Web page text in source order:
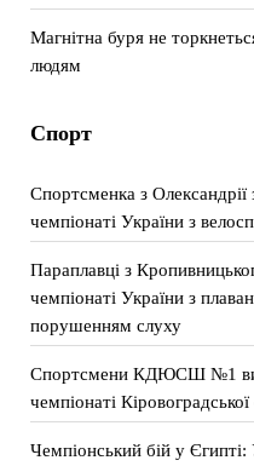
Магнітна буря не
людям
Спорт
Спортсменка з Олександрії
чемпіонаті України з
Параплавці з
чемпіонаті України з
порушенням слуху
Спортсмени КДЮСШ №1
чемпіонаті
Чемпіонський бій у